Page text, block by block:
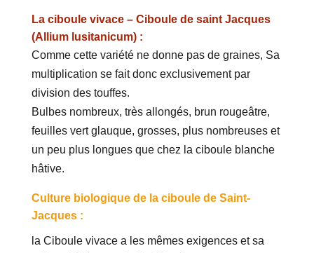
La ciboule vivace – Ciboule de saint Jacques
(Allium lusitanicum) :
Comme cette variété ne donne pas de graines, Sa
multiplication se fait donc exclusivement par
division des touffes.
Bulbes nombreux, très allongés, brun rougeâtre,
feuilles vert glauque, grosses, plus nombreuses et
un peu plus longues que chez la ciboule blanche
hâtive.
Culture biologique de la ciboule de Saint-
Jacques :
la Ciboule vivace a les mêmes exigences et sa